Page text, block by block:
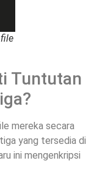
Tuntutan
mereka secara
yang tersedia di
ini mengenkripsi